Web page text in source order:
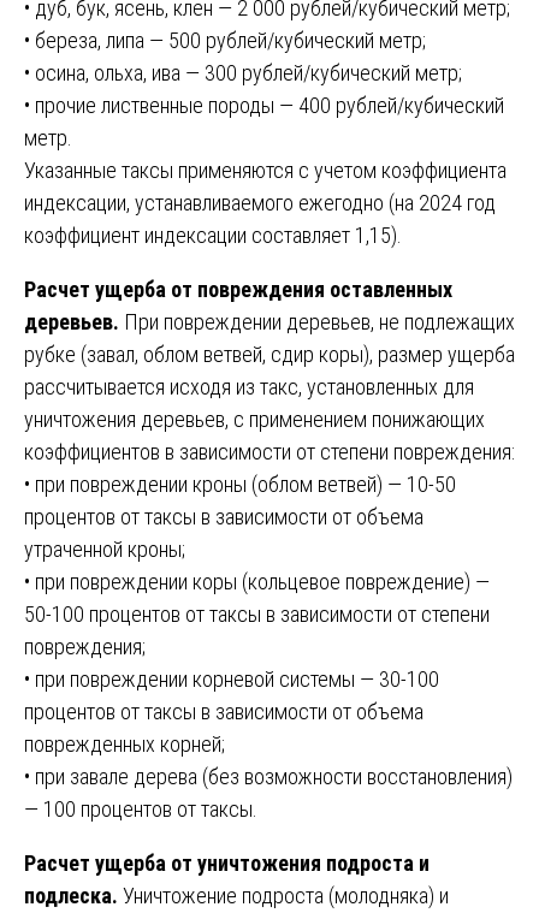
• дуб, бук, ясень, клен — 2 000 рублей/кубический метр;
• береза, липа — 500 рублей/кубический метр;
• осина, ольха, ива — 300 рублей/кубический метр;
• прочие лиственные породы — 400 рублей/кубический
метр.
Указанные таксы применяются с учетом коэффициента
индексации, устанавливаемого ежегодно (на 2024 год
коэффициент индексации составляет 1,15).
Расчет ущерба от повреждения оставленных
деревьев. При повреждении деревьев, не подлежащих
рубке (завал, облом ветвей, сдир коры), размер ущерба
рассчитывается исходя из такс, установленных для
уничтожения деревьев, с применением понижающих
коэффициентов в зависимости от степени повреждения:
• при повреждении кроны (облом ветвей) — 10-50
процентов от таксы в зависимости от объема
утраченной кроны;
• при повреждении коры (кольцевое повреждение) —
50-100 процентов от таксы в зависимости от степени
повреждения;
• при повреждении корневой системы — 30-100
процентов от таксы в зависимости от объема
поврежденных корней;
• при завале дерева (без возможности восстановления)
— 100 процентов от таксы.
Расчет ущерба от уничтожения подроста и
подлеска. Уничтожение подроста (молодняка) и